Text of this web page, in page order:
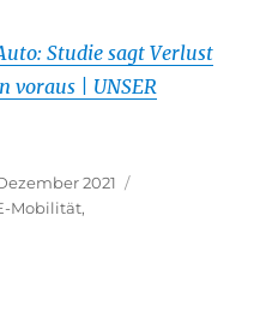
Studie sagt Verlust
voraus | UNSER
2021
Mobilität,